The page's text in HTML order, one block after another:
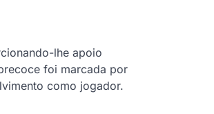
lhe apoio
foi marcada por
como jogador.